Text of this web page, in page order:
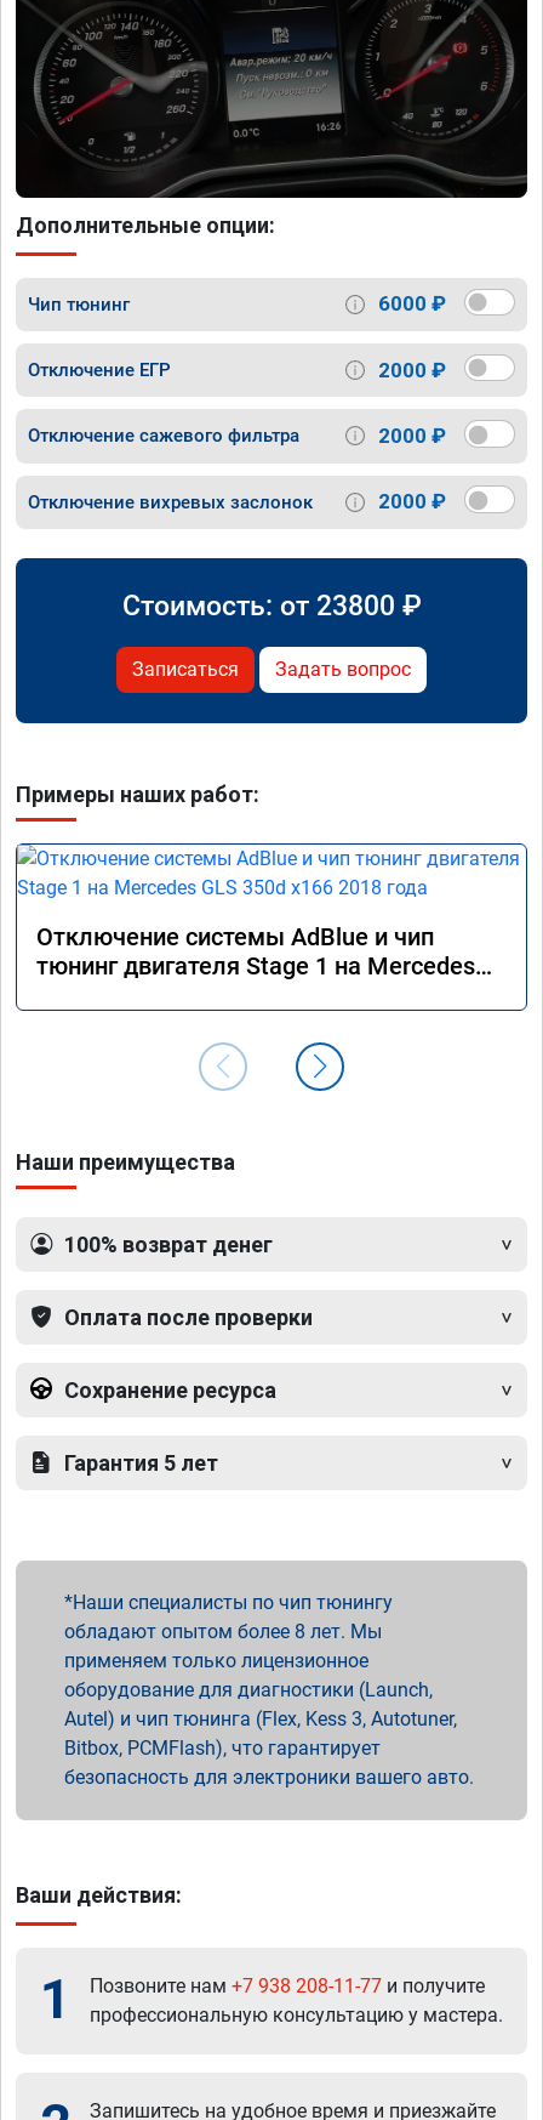
Дополнительные опции:
Чип тюнинг 6000 ₽
Отключение ЕГР 2000 ₽
Отключение сажевого фильтра 2000 ₽
Отключение вихревых заслонок 2000 ₽
Стоимость: от 23800 ₽
Записаться Задать вопрос
Примеры наших работ:
Отключение системы AdBlue и чип
тюнинг двигателя Stage 1 на Mercedes
Наши преимущества
100% возврат денег
Оплата после проверки
Сохранение ресурса
Гарантия 5 лет
Наши специалисты по чип тюнингу
обладают опытом более 8 лет. Мы
применяем только лицензионное
оборудование для диагностики (Launch,
Autel) и чип тюнинга (Flex, Kess 3, Autotuner,
Bitbox, PCMFlash), что гарантирует
безопасность для электроники вашего авто.
Ваши действия:
1 Позвоните нам +7 938 208-11-77 и получите
профессиональную консультацию у мастера.
Запишитесь на удобное время и приезжайте